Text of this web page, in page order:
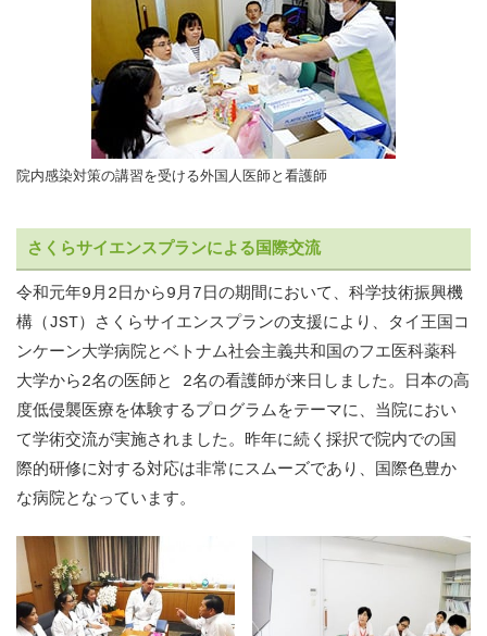
院内感染対策の講習を受ける外国人医師と看護師
さくらサイエンスプランによる国際交流
令和元年9月2日から9月7日の期間において、科学技術振興機
構（JST）さくらサイエンスプランの支援により、タイ王国コ
ンケーン大学病院とベトナム社会主義共和国のフエ医科薬科
大学から2名の医師と 2名の看護師が来日しました。日本の高
度低侵襲医療を体験するプログラムをテーマに、当院におい
て学術交流が実施されました。昨年に続く採択で院内での国
際的研修に対する対応は非常にスムーズであり、国際色豊か
な病院となっています。